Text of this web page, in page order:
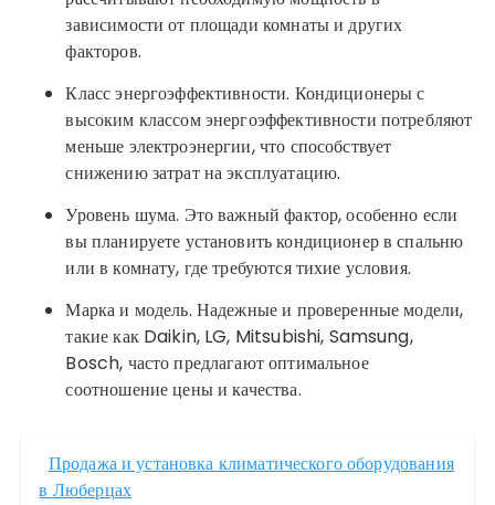
зависимости от площади комнаты и других
факторов.
Класс энергоэффективности. Кондиционеры с
высоким классом энергоэффективности потребляют
меньше электроэнергии, что способствует
снижению затрат на эксплуатацию.
Уровень шума. Это важный фактор, особенно если
вы планируете установить кондиционер в спальню
или в комнату, где требуются тихие условия.
Марка и модель. Надежные и проверенные модели,
такие как Daikin, LG, Mitsubishi, Samsung,
Bosch, часто предлагают оптимальное
соотношение цены и качества.
Продажа и установка климатического оборудования
в Люберцах